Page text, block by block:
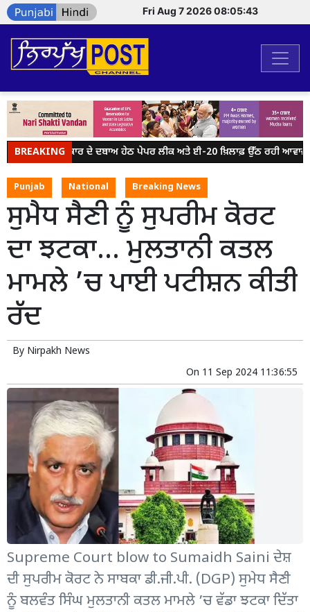
Fri Aug 7 2026 08:05:43
BREAKING
ਮੋਦੀ ਸਰਕਾਰ ਦੇ ਦਬਾਅ ਹੇਠ ਪੇਪਰ ਲੀਕ ਅਤੇ ਈ-20 ਖ਼ਿਲਾਫ਼ ਉੱਠ ਰਹੀ ਆਵਾਜ਼ ਨੂੰ
Punjab National Breaking News
ਸੁਮੈਧ ਸੈਣੀ ਨੂੰ ਸੁਪਰੀਮ ਕੋਰਟ
ਦਾ ਝਟਕਾ… ਮੁਲਤਾਨੀ ਕਤਲ
ਮਾਮਲੇ ’ਚ ਪਾਈ ਪਟੀਸ਼ਨ ਕੀਤੀ
ਰੱਦ
By Nirpakh News
On 11 Sep 2024 11:36:55
Supreme Court blow to Sumaidh Saini ਦੇਸ਼
ਦੀ ਸੁਪਰੀਮ ਕੋਰਟ ਨੇ ਸਾਬਕਾ ਡੀ.ਜੀ.ਪੀ. (DGP) ਸੁਮੇਧ ਸੈਣੀ
ਨੂੰ ਬਲਵੰਤ ਸਿੰਘ ਮੁਲਤਾਨੀ ਕਤਲ ਮਾਮਲੇ ’ਚ ਵੱਡਾ ਝਟਕਾ ਦਿੱਤਾ